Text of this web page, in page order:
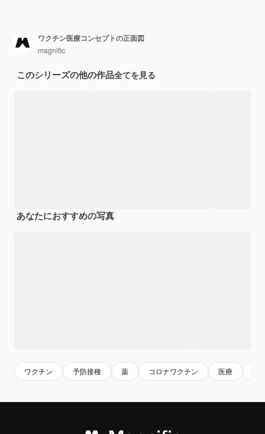
ワクチン医療コンセプトの正面図
magnific
このシリーズの他の作品全てを見る
あなたにおすすめの写真
ワクチン 予防接種 薬 コロナワクチン 医療